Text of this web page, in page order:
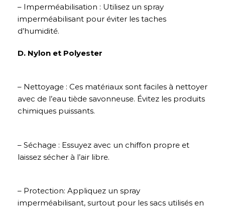
– Imperméabilisation : Utilisez un spray
imperméabilisant pour éviter les taches
d’humidité.
D. Nylon et Polyester
– Nettoyage : Ces matériaux sont faciles à nettoyer
avec de l’eau tiède savonneuse. Évitez les produits
chimiques puissants.
– Séchage : Essuyez avec un chiffon propre et
laissez sécher à l’air libre.
– Protection: Appliquez un spray
imperméabilisant, surtout pour les sacs utilisés en